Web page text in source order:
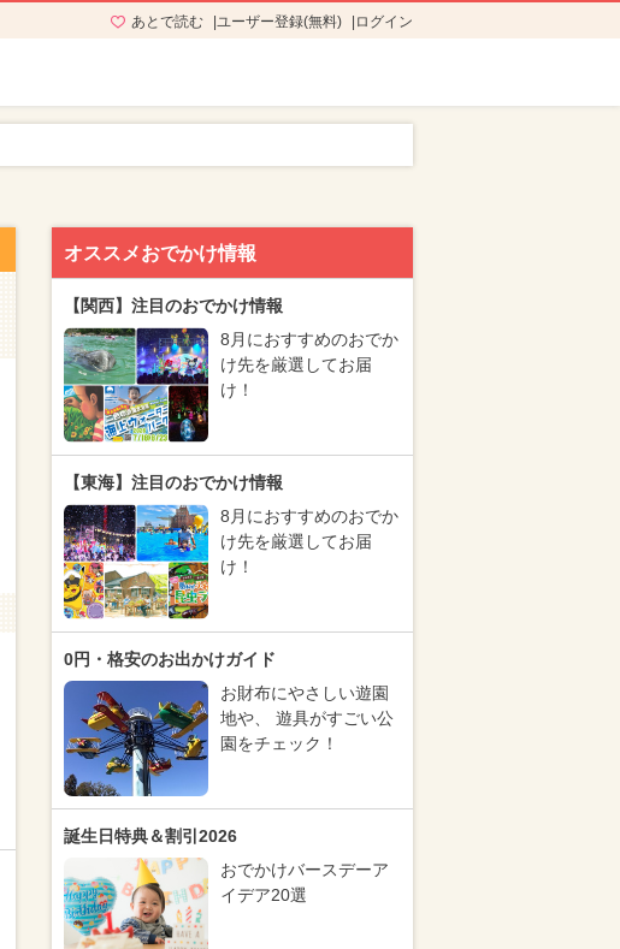
あとで読む ユーザー登録(無料) ログイン
オススメおでかけ情報
【関西】注目のおでかけ情報
8月におすすめのおでか
け先を厳選してお届
け！
【東海】注目のおでかけ情報
8月におすすめのおでか
け先を厳選してお届
け！
0円・格安のお出かけガイド
お財布にやさしい遊園
地や、 遊具がすごい公
園をチェック！
誕生日特典＆割引2026
おでかけバースデーア
イデア20選